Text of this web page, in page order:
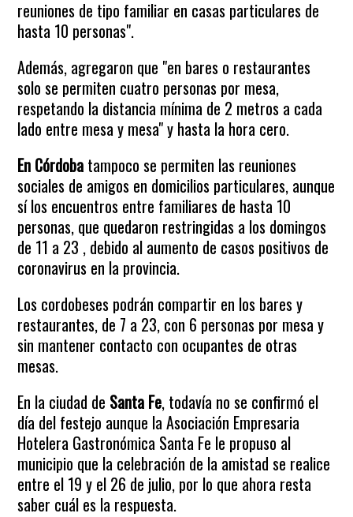
reuniones de tipo familiar en casas particulares de
hasta 10 personas".
Además, agregaron que "en bares o restaurantes
solo se permiten cuatro personas por mesa,
respetando la distancia mínima de 2 metros a cada
lado entre mesa y mesa" y hasta la hora cero.
En Córdoba tampoco se permiten las reuniones
sociales de amigos en domicilios particulares, aunque
sí los encuentros entre familiares de hasta 10
personas, que quedaron restringidas a los domingos
de 11 a 23 , debido al aumento de casos positivos de
coronavirus en la provincia.
Los cordobeses podrán compartir en los bares y
restaurantes, de 7 a 23, con 6 personas por mesa y
sin mantener contacto con ocupantes de otras
mesas.
En la ciudad de Santa Fe, todavía no se confirmó el
día del festejo aunque la Asociación Empresaria
Hotelera Gastronómica Santa Fe le propuso al
municipio que la celebración de la amistad se realice
entre el 19 y el 26 de julio, por lo que ahora resta
saber cuál es la respuesta.